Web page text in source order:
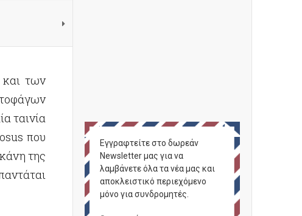
και των
ταινία
που
της
Εγγραφτείτε στο δωρεάν
Newsletter μας για να
λαμβάνετε όλα τα νέα μας και
αποκλειστικό περιεχόμενο
μόνο για συνδρομητές.